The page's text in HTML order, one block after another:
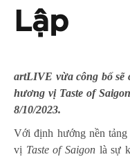
Lập
artLIVE vừa công bố sẽ
hương vị Taste of
8/10/2023.
Với định hướng nền
vị Taste of Saigon là sự